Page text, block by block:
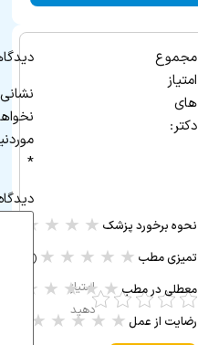
مجموع
امتیاز
های
دکتر:
امتیاز
دهید
نحوه برخورد پزشک ★
★
★
★
تمیزی مطب ★
★
★
★
★ (۰ رأی)
معطلی در مطب★
★
★
★
★
رضایت از عمل ★
★
★
★
★
*